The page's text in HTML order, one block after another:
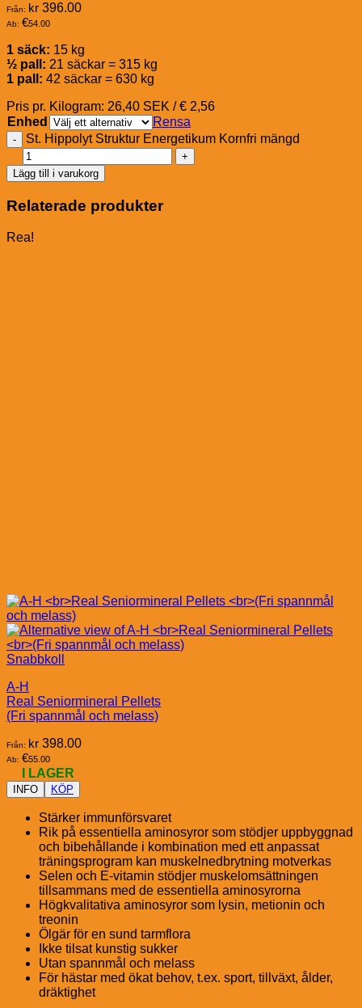
Från: kr 396.00
Ab: €54.00
1 säck: 15 kg
½ pall: 21 säckar = 315 kg
1 pall: 42 säckar = 630 kg
Pris pr. Kilogram: 26,40 SEK / € 2,56
Enhed
Rensa
St. Hippolyt Struktur Energetikum Kornfri mängd
Lägg till i varukorg
Relaterade produkter
Rea!
Snabbkoll
A-H
Real Seniormineral Pellets
(Fri spannmål och melass)
Från: kr 398.00
Ab: €55.00
I LAGER
INFO KÖP
Stärker immunförsvaret
Rik på essentiella aminosyror som stödjer uppbyggnad
och bibehållande i kombination med ett anpassat
träningsprogram kan muskelnedbrytning motverkas
Selen och E-vitamin stödjer muskelomsättningen
tillsammans med de essentiella aminosyrorna
Högkvalitativa aminosyror som lysin, metionin och
treonin
Ölgär för en sund tarmflora
Ikke tilsat kunstig sukker
Utan spannmål och melass
För hästar med ökat behov, t.ex. sport, tillväxt, ålder,
dräktighet